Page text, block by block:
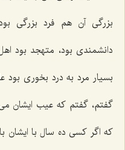
بزرگی آن هم فرد بزرگی
دانشمندی بود، متهجد بود
بسیار مرد به درد بخوری بود
گفتم، گفتم که عیب ایشان
که اگر کسی ده سال با ایشان